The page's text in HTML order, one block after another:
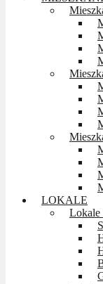
LOKALE
Lokale